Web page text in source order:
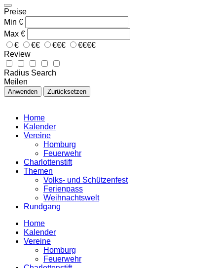
Preise
Min €
Max €
€
€€ €€€
€€€€
Review
Radius Search
Meilen
Anwenden Zurücksetzen
Home
Kalender
Vereine
Homburg
Feuerwehr
Charlottenstift
Themen
Volks- und Schützenfest
Ferienpass
Weihnachtswelt
Rundgang
Home
Kalender
Vereine
Homburg
Feuerwehr